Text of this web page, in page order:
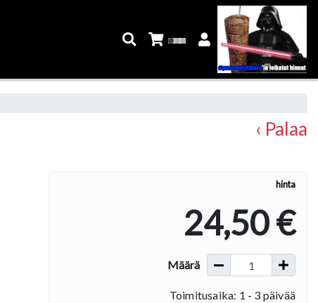
‹ Palaa
hinta
24,50 €
Määrä
Toimitusaika: 1 - 3 päivää